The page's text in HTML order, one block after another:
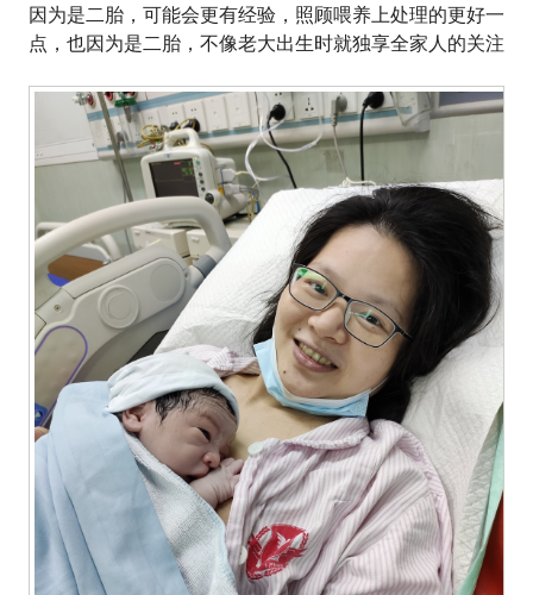
因为是二胎，可能会更有经验，照顾喂养上处理的更好一
点，也因为是二胎，不像老大出生时就独享全家人的关注